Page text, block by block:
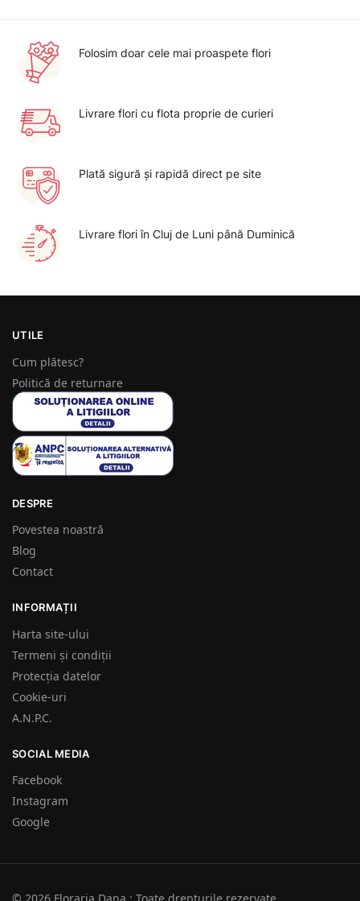
Folosim doar cele mai proaspete flori
Livrare flori cu flota proprie de curieri
Plată sigură şi rapidă direct pe site
Livrare flori în Cluj de Luni până Duminică
UTILE
Cum plătesc?
Politică de returnare
DESPRE
Povestea noastră
Blog
Contact
INFORMAȚII
Harta site-ului
Termeni și condiții
Protecția datelor
Cookie-uri
A.N.P.C.
SOCIAL MEDIA
Facebook
Instagram
Google